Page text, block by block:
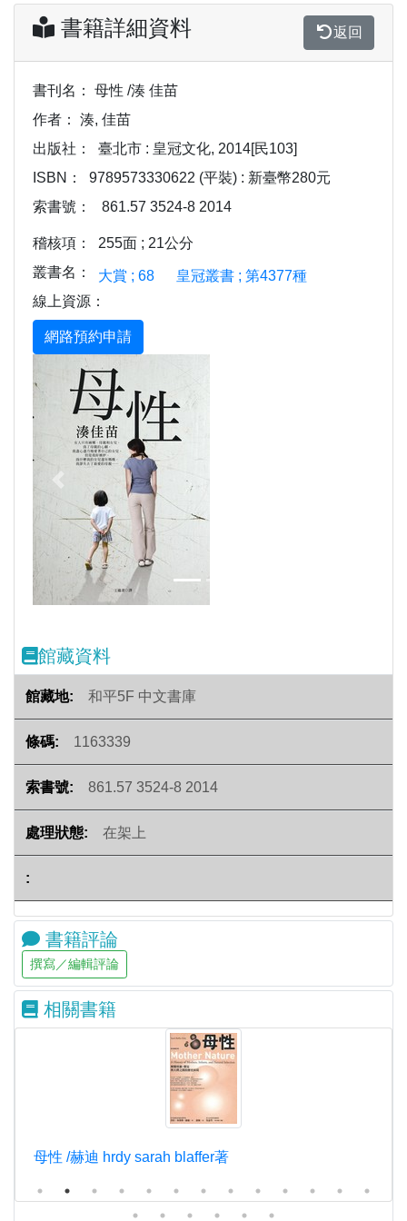
書籍詳細資料 返回
書刊名：
母性 /湊 佳苗
作者：
湊, 佳苗
出版社：
臺北市 : 皇冠文化, 2014[民103]
ISBN：
9789573330622 (平裝) : 新臺幣280元
索書號：
861.57 3524-8 2014
稽核項：
255面 ; 21公分
叢書名：
大賞 ; 68
皇冠叢書 ; 第4377種
線上資源：
Previous
館藏資料
和平5F 中文書庫
1163339
861.57 3524-8 2014
在架上
書籍評論
相關書籍
母性 /赫迪 hrdy sarah blaffer著